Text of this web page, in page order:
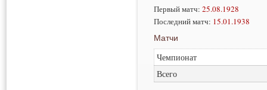
Первый матч: 25.08.1928
Последний матч: 15.01.1938
Матчи
Чемпионат
Всего